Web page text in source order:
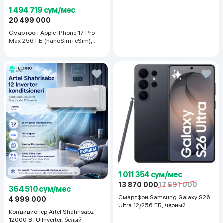
Высота :
1 494 719 сум/мес
20 499 000
Смартфон Apple iPhone 17 Pro
Max 256 ГБ (nanoSim+eSim),
364 510 сум/мес
4 999 000
Кондиционер Artel Shahrisabz
12000 BTU Inverter, белый
1 011 354 сум/мес
13 870 00017 591 000
Смартфон Samsung Galaxy S26
Ultra 12/256 ГБ, черный